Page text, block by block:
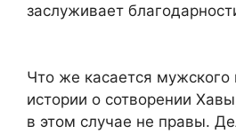
заслуживает
Что же касается
истории о сотворении
в этом случае не правы.